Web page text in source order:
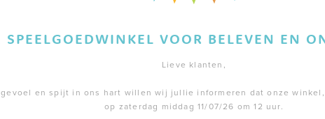
SPEELGOEDWINKEL VOOR BELEVEN EN
Lieve klanten,
en spijt in ons hart willen wij jullie informeren dat onze
op zaterdag middag 11/07/26 om 12 uur.